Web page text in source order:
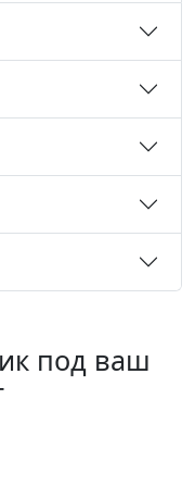
под ваш